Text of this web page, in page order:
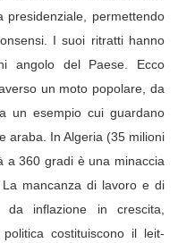
permettendo
I suoi ritratti hanno
angolo del Paese. Ecco
un moto popolare, da
un esempio cui guardano
araba. In Algeria (35 milioni
a 360 gradi è una minaccia
mancanza di lavoro e di
da inflazione in crescita,
costituiscono il leit-